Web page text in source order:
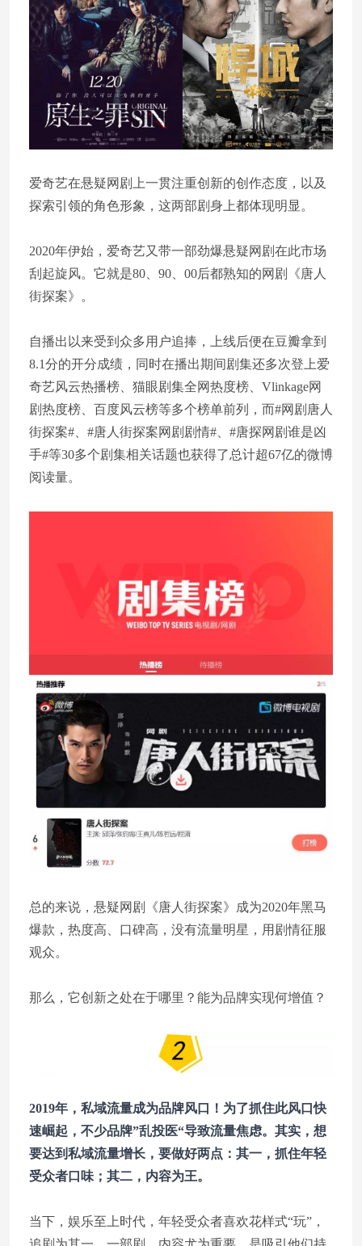
爱奇艺在悬疑网剧上一贯注重创新的创作态度，以及
探索引领的角色形象，这两部剧身上都体现明显。
2020年伊始，爱奇艺又带一部劲爆悬疑网剧在此市场
刮起旋风。它就是80、90、00后都熟知的网剧《唐人
街探案》。
自播出以来受到众多用户追捧，上线后便在豆瓣拿到
8.1分的开分成绩，同时在播出期间剧集还多次登上爱
奇艺风云热播榜、猫眼剧集全网热度榜、Vlinkage网
剧热度榜、百度风云榜等多个榜单前列，而#网剧唐人
街探案#、#唐人街探案网剧剧情#、#唐探网剧谁是凶
手#等30多个剧集相关话题也获得了总计超67亿的微博
阅读量。
总的来说，悬疑网剧《唐人街探案》成为2020年黑马
爆款，热度高、口碑高，没有流量明星，用剧情征服
观众。
那么，它创新之处在于哪里？能为品牌实现何增值？
2019年，私域流量成为品牌风口！为了抓住此风口快
速崛起，不少品牌”乱投医“导致流量焦虑。其实，想
要达到私域流量增长，要做好两点：其一，抓住年轻
受众者口味；其二，内容为王。
当下，娱乐至上时代，年轻受众者喜欢花样式“玩”，